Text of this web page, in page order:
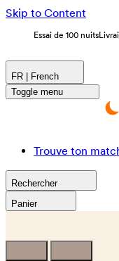
Skip to Content
Essai de 100 nuits
FR | French
Toggle menu
Trouve ton
Rechercher
Panier